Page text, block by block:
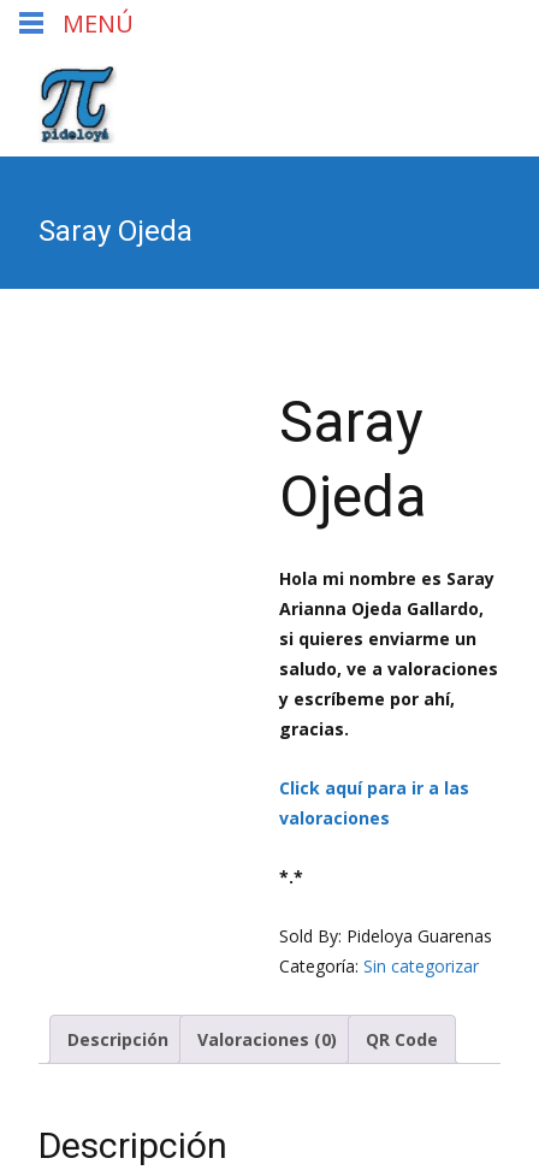
Saray Ojeda
Saray
Ojeda
Hola mi nombre es Saray
Arianna Ojeda Gallardo,
si quieres enviarme un
saludo, ve a valoraciones
y escríbeme por ahí,
gracias.
Click aquí para ir a las
valoraciones
*.*
Sold By: Pideloya Guarenas
Categoría: Sin categorizar
Descripción Valoraciones (0) QR Code
Descripción
MENÚ